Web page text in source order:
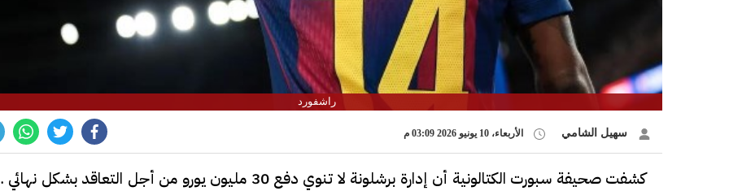
راشفورد
سهيل الشامي الأربعاء، 10 يونيو 2026 03:09 م
كشفت صحيفة سبورت الكتالونية أن إدارة برشلونة لا تنوي دفع 30 مليون يورو من أجل التعاقد بشكل